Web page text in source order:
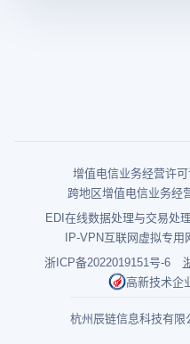
增值电信业务经营许
跨地区增值电信业务经
EDI在线数据处理与交易处
IP-VPN互联网虚拟专用
浙ICP备2022019151号-6
高新技术企
杭州辰链信息科技有